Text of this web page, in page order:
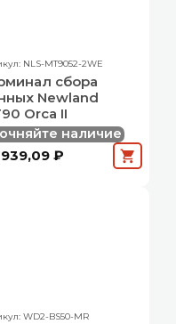
NLS-MT9052-2WE
сбора
Newland
Orca II
наличие
₽
WD2-BS50-MR